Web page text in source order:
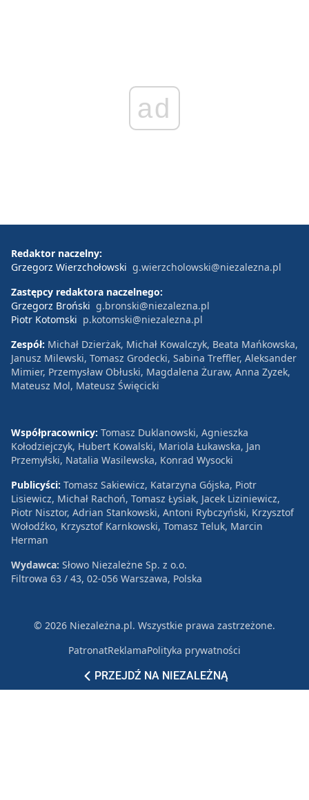
ad
PRZEJDŹ NA NIEZALEŻNĄ
Redaktor naczelny:
Grzegorz Wierzchołowski g.wierzcholowski@niezalezna.pl
Zastępcy redaktora naczelnego:
Grzegorz Broński g.bronski@niezalezna.pl
Piotr Kotomski p.kotomski@niezalezna.pl
Zespół: Michał Dzierżak, Michał Kowalczyk, Beata Mańkowska,
Janusz Milewski, Tomasz Grodecki, Sabina Treffler, Aleksander
Mimier, Przemysław Obłuski, Magdalena Żuraw, Anna Zyzek,
Mateusz Mol, Mateusz Święcicki
Współpracownicy: Tomasz Duklanowski, Agnieszka
Kołodziejczyk, Hubert Kowalski, Mariola Łukawska, Jan
Przemyłski, Natalia Wasilewska, Konrad Wysocki
Publicyści: Tomasz Sakiewicz, Katarzyna Gójska, Piotr
Lisiewicz, Michał Rachoń, Tomasz Łysiak, Jacek Liziniewicz,
Piotr Nisztor, Adrian Stankowski, Antoni Rybczyński, Krzysztof
Wołodźko, Krzysztof Karnkowski, Tomasz Teluk, Marcin
Herman
Wydawca: Słowo Niezależne Sp. z o.o.
Filtrowa 63 / 43, 02-056 Warszawa, Polska
© 2026 Niezależna.pl. Wszystkie prawa zastrzeżone.
PatronatReklamaPolityka prywatności